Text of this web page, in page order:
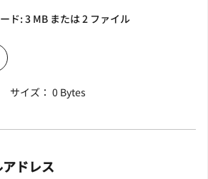
ド: 3 MB または 2 ファイル
サイズ： 0 Bytes
ドレス